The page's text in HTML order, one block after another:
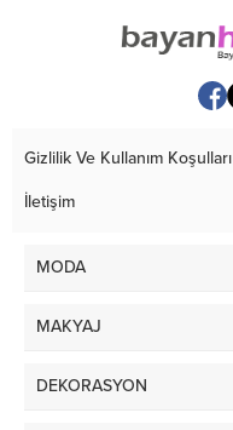
Gizlilik Ve Kullanım Koşulları
İletişim
MODA
MAKYAJ
DEKORASYON